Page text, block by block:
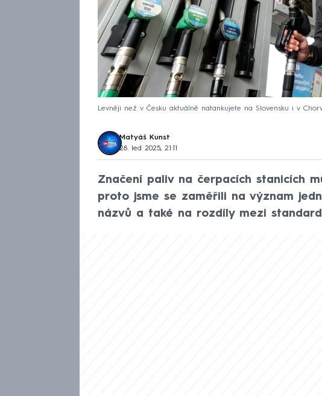
Levněji než v Česku aktuálně natankujete na Slovensku i v
Matyáš Kunst
28. led 2025, 21:11
Značení paliv na čerpacích stanicích
proto jsme se zaměřili na význam
názvů a také na rozdíly mezi